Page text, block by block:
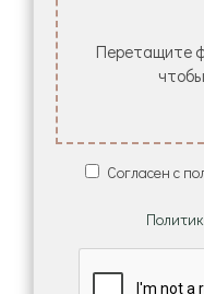
Перетащите
Согласен с